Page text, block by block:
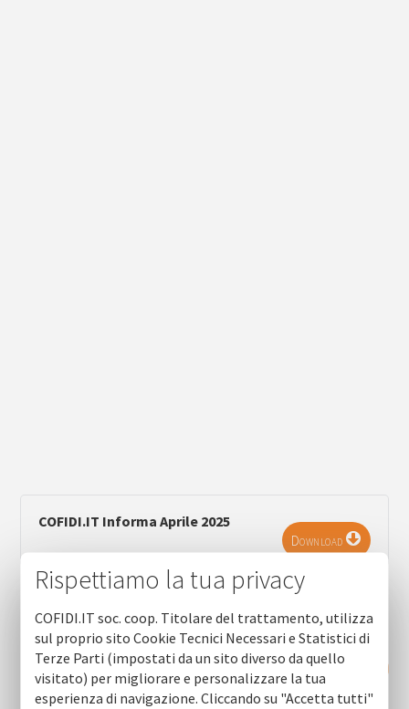
COFIDI.IT Informa Aprile 2025
Download
RICHIEDI INFORMAZIONI
Rispettiamo la tua privacy
COFIDI.IT soc. coop. Titolare del trattamento, utilizza
sul proprio sito Cookie Tecnici Necessari e Statistici di
Terze Parti (impostati da un sito diverso da quello
visitato) per migliorare e personalizzare la tua
esperienza di navigazione. Cliccando su "Accetta tutti"